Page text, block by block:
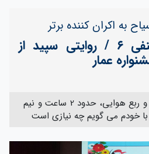
اکران کننده برتر
تقدیر در دمای منفی ۶ / روایتی سپید از
عمار
علاوه بر مسیر یک ساعت و ربع هوایی، حدود 2 ساعت و نیم
خودم می گویم چه نیازی است